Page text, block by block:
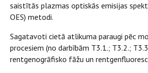
saistītās plazmas optiskās emisijas
OES) metodi.
Sagatavoti cietā atlikuma paraugi pēc
procesiem (no darbībām T3.1.; T3.2.;
rentgenogrāfisko fāžu un